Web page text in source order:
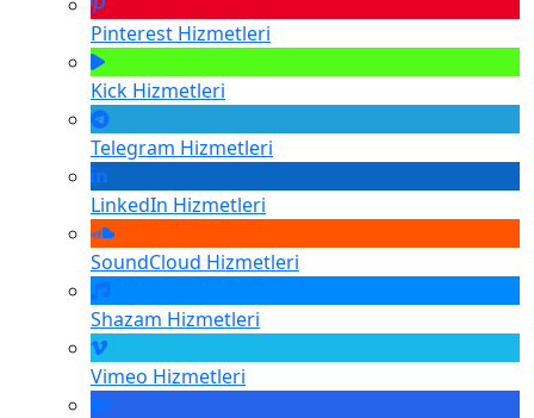
Pinterest Hizmetleri
Kick Hizmetleri
Telegram Hizmetleri
LinkedIn Hizmetleri
SoundCloud Hizmetleri
Shazam Hizmetleri
Vimeo Hizmetleri